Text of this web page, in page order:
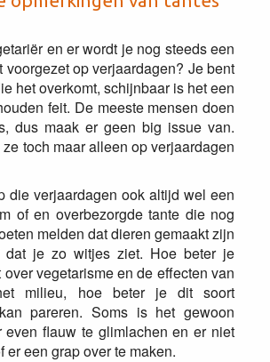
en er wordt je nog steeds een
voorgezet op verjaardagen? Je bent
het overkomt, schijnbaar is het een
feit. De meeste mensen doen
dus maak er geen big issue van.
toch maar alleen op verjaardagen
die verjaardagen ook altijd wel een
of en overbezorgde tante die nog
melden dat dieren gemaakt zijn
je zo witjes ziet. Hoe beter je
vegetarisme en de effecten van
milieu, hoe beter je dit soort
pareren. Soms is het gewoon
even flauw te glimlachen en er niet
er een grap over te maken.